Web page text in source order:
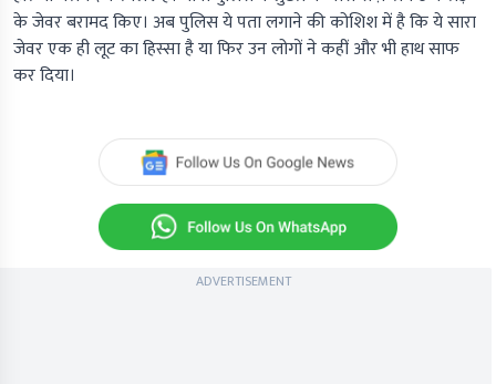
के जेवर बरामद किए। अब पुलिस ये पता लगाने की कोशिश में है कि ये सारा
जेवर एक ही लूट का हिस्सा है या फिर उन लोगों ने कहीं और भी हाथ साफ
कर दिया।
ADVERTISEMENT